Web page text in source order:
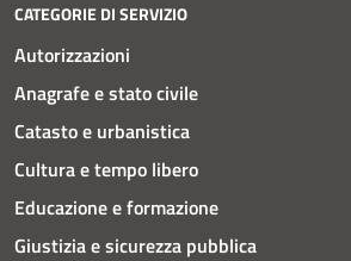
CATEGORIE DI SERVIZIO
Autorizzazioni
Anagrafe e stato civile
Catasto e urbanistica
Cultura e tempo libero
Educazione e formazione
Giustizia e sicurezza pubblica